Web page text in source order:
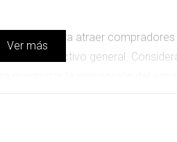
para atraer
el atractivo general.
la mejor manera posible.
Ver más